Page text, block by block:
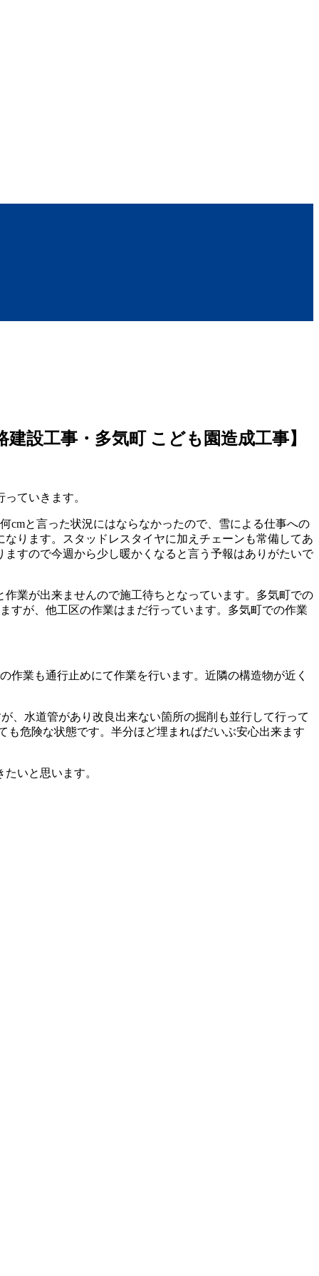
設工事・多気町 こども園造成工事】
ていきます。
cmと言った状況にはならなかったので、雪による仕事への
ります。スタッドレスタイヤに加えチェーンも常備してあ
すので今週から少し暖かくなると言う予報はありがたいで
業が出来ませんので施工待ちとなっています。多気町での
すが、他工区の作業はまだ行っています。多気町での作業
業も通行止めにて作業を行います。近隣の構造物が近く
、水道管があり改良出来ない箇所の掘削も並行して行って
危険な状態です。半分ほど埋まればだいぶ安心出来ます
いと思います。